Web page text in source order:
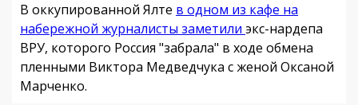
В оккупированной Ялте в одном из кафе на
набережной журналисты заметили экс-нардепа
ВРУ, которого Россия "забрала" в ходе обмена
пленными Виктора Медведчука с женой Оксаной
Марченко.